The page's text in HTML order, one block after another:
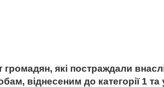
громадян, які постраждали
віднесеним до категорії 1